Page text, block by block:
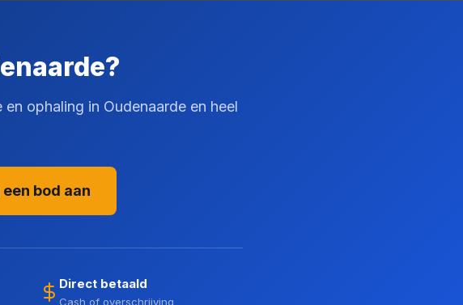
ophaling in Oudenaarde en heel
bod aan
Direct betaald
Cash of overschrijving